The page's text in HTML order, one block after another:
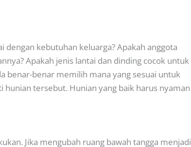
kebutuhan keluarga? Apakah anggota
Apakah jenis lantai dan dinding cocok untuk
benar-benar memilih mana yang sesuai untuk
tersebut. Hunian yang baik harus nyaman
Jika mengubah ruang bawah tangga menjadi